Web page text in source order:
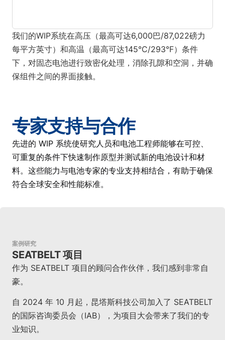
我们的WIP系统在高压（最高可达6,000巴/87,022磅力
每平方英寸）和高温（最高可达145°C/293°F）条件
下，对固态电池进行致密化处理，消除孔隙和空洞，并确
保组件之间的界面接触。
专家支持与合作
先进的 WIP 系统使研究人员和电池工程师能够在可控、
可重复的条件下快速制作原型并测试新的电池设计和材
料。这些能力与电池专家的专业支持相结合，有助于确保
符合全球安全和性能标准。
案例研究
SEATBELT 项目
作为 SEATBELT 项目的顾问合作伙伴，我们感到非常自
豪。
自 2024 年 10 月起，昆塔斯科技公司加入了 SEATBELT
的国际咨询委员会（IAB），为项目大会带来了我们的专
业知识。